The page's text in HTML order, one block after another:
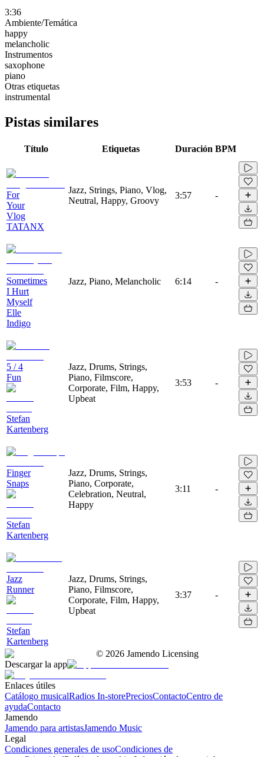
3:36
Ambiente/Temática
happy
melancholic
Instrumentos
saxophone
piano
Otras etiquetas
instrumental
Pistas similares
Título Etiquetas Duración BPM
For
Your
Vlog
TATANX
Jazz, Strings, Piano, Vlog,
Neutral, Happy, Groovy
3:57 -
Sometimes
I Hurt
Myself
Elle
Indigo
Jazz, Piano, Melancholic 6:14 -
5 / 4
Fun
Stefan
Kartenberg
Jazz, Drums, Strings,
Piano, Filmscore,
Corporate, Film, Happy,
Upbeat
3:53 -
Finger
Snaps
Stefan
Kartenberg
Jazz, Drums, Strings,
Piano, Corporate,
Celebration, Neutral,
Happy
3:11 -
Jazz
Runner
Stefan
Kartenberg
Jazz, Drums, Strings,
Piano, Filmscore,
Corporate, Film, Happy,
Upbeat
3:37 -
© 2026 Jamendo Licensing
Descargar la app
Enlaces útiles
Catálogo musicalRadios In-storePreciosContactoCentro de
ayudaContacto
Jamendo
Jamendo para artistasJamendo Music
Legal
Condiciones generales de usoCondiciones de